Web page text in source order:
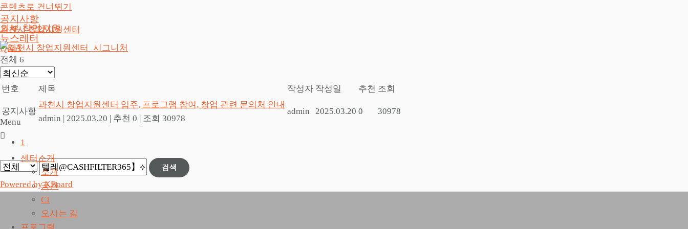
콘텐츠로 건너뛰기
과천시 창업지원센터
Menu
센터소개
소개
공간
CI
오시는 길
프로그램
공지사항
외부 창업지원
뉴스레터
Q&A
전체 6
번호 제목 작성자 작성일 추천 조회
공지사항
과천시 창업지원센터 입주, 프로그램 참여, 창업 관련 문의처 안내
admin | 2025.03.20 | 추천 0 | 조회 30978
admin 2025.03.20 0 30978
1
검색
Powered by KBoard